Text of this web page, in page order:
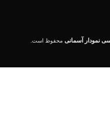
نمودار آسمانی محفوظ است.